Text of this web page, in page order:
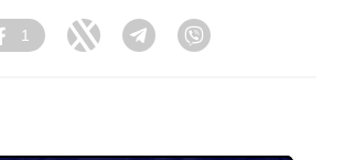
Facebook
1
Twitter TelegramViber